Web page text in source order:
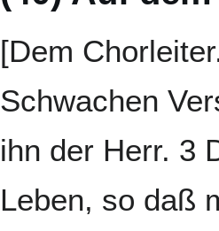
[Dem
Schwachen
ihn der Herr. 3
Leben, so daß